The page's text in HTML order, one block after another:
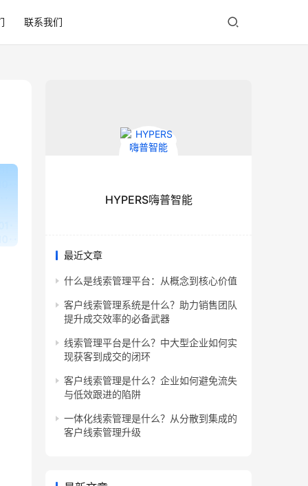
联系我们
HYPERS嗨普智能
最近文章
什么是线索管理平台：从概念到核心价值
客户线索管理系统是什么？助力销售团队
提升成交效率的必备武器
线索管理平台是什么？中大型企业如何实
现获客到成交的闭环
客户线索管理是什么？企业如何避免流失
与低效跟进的陷阱
一体化线索管理是什么？从分散到集成的
客户线索管理升级